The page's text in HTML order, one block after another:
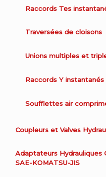
Raccords Tes
Traversées de cloisons
Unions multiples et
Raccords Y instantanés
Soufflettes air
Coupleurs et Valves
Adaptateurs Hydrauliques
SAE-KOMATSU-JIS